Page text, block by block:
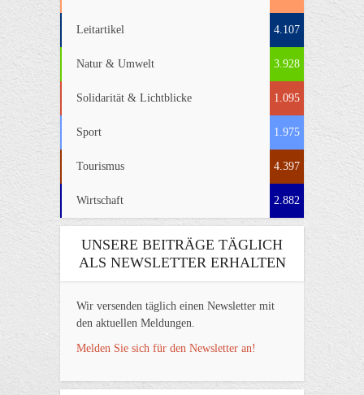
Leitartikel 4.107
Natur & Umwelt 3.928
Solidarität & Lichtblicke 1.095
Sport 1.975
Tourismus 4.397
Wirtschaft 2.882
UNSERE BEITRÄGE TÄGLICH
ALS NEWSLETTER ERHALTEN
Wir versenden täglich einen Newsletter mit
den aktuellen Meldungen.
Melden Sie sich für den Newsletter an!